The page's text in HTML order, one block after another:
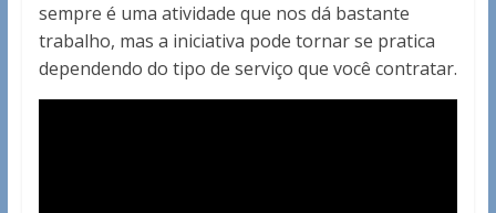
sempre é uma atividade que nos dá bastante
trabalho, mas a iniciativa pode tornar se pratica
dependendo do tipo de serviço que você contratar.